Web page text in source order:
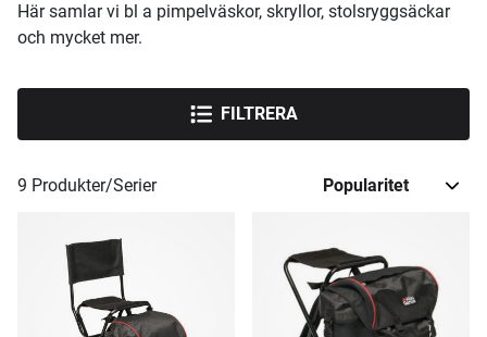
Här samlar vi bl a pimpelväskor, skryllor, stolsryggsäckar
och mycket mer.
9 Produkter/Serier
FILTRERA